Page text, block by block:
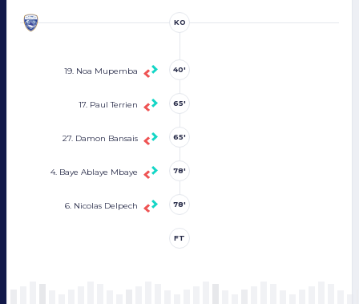
KO
19. Noa Mupemba 40'
17. Paul Terrien 65'
27. Damon Bansais 65'
4. Baye Ablaye Mbaye 78'
6. Nicolas Delpech 78'
FT